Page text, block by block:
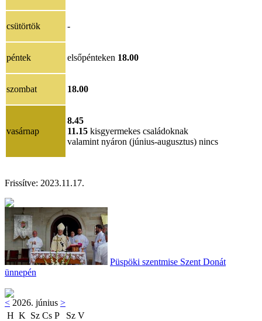
csütörtök -
péntek elsőpénteken 18.00
szombat 18.00
vasárnap
8.45
11.15 kisgyermekes családoknak
valamint nyáron (június-augusztus) nincs
Frissítve: 2023.11.17.
Püspöki szentmise Szent Donát
ünnepén
< 2026. június >
H K Sz Cs P Sz V